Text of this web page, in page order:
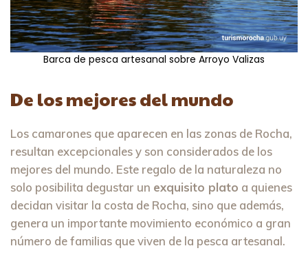
Barca de pesca artesanal sobre Arroyo Valizas
De los mejores del mundo
Los camarones que aparecen en las zonas de Rocha,
resultan excepcionales y son considerados de los
mejores del mundo. Este regalo de la naturaleza no
solo posibilita degustar un exquisito plato a quienes
decidan visitar la costa de Rocha, sino que además,
genera un importante movimiento económico a gran
número de familias que viven de la pesca artesanal.